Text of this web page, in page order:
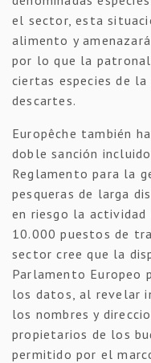
el sector, esta
alimento y
por lo que la
ciertas especies de
descartes.
Europêche también
doble sanción
Reglamento para la
pesqueras de larga
en riesgo la actividad
10.000 puestos de
sector cree que la
Parlamento Europeo
los datos, al revelar
los nombres y
propietarios de los
permitido por el